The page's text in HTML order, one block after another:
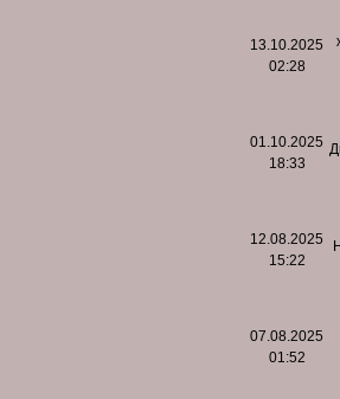
13.10.2025
02:28
01.10.2025
18:33
12.08.2025
15:22
07.08.2025
01:52